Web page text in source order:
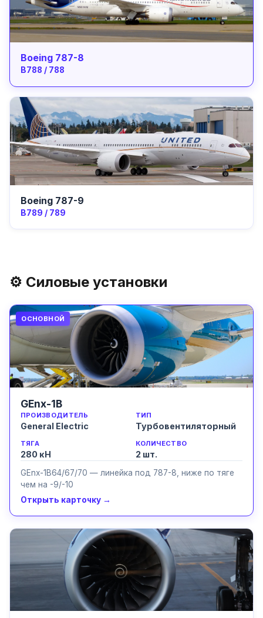
Boeing 787-8
B788 / 788
Boeing 787-9
B789 / 789
⚙️ Силовые установки
ОСНОВНОЙ
GEnx-1B
ПРОИЗВОДИТЕЛЬ
General Electric
ТИП
Турбовентиляторный
ТЯГА
280 кН
КОЛИЧЕСТВО
2 шт.
GEnx-1B64/67/70 — линейка под 787-8, ниже по тяге
чем на -9/-10
Открыть карточку →